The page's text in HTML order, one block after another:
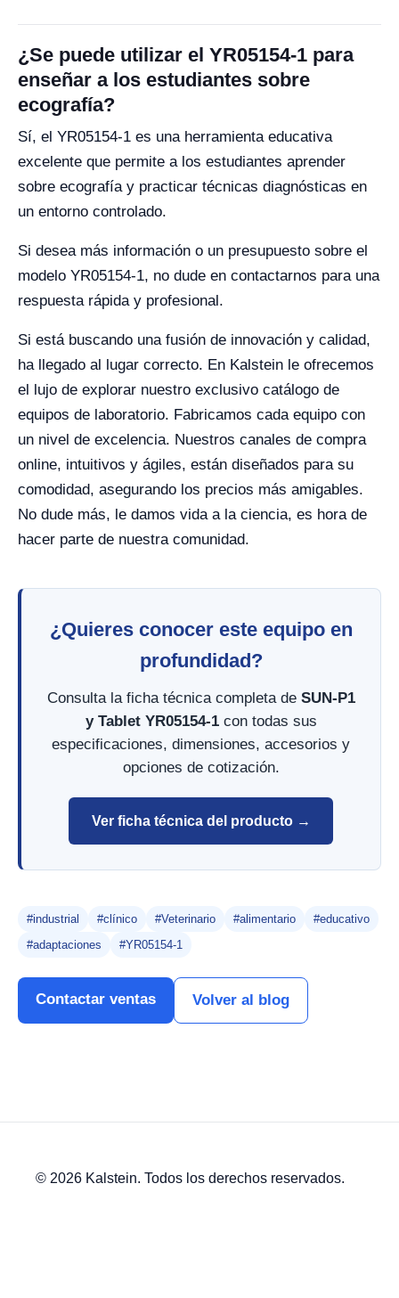
¿Se puede utilizar el YR05154-1 para
enseñar a los estudiantes sobre
ecografía?
Sí, el YR05154-1 es una herramienta educativa
excelente que permite a los estudiantes aprender
sobre ecografía y practicar técnicas diagnósticas en
un entorno controlado.
Si desea más información o un presupuesto sobre el
modelo YR05154-1, no dude en contactarnos para una
respuesta rápida y profesional.
Si está buscando una fusión de innovación y calidad,
ha llegado al lugar correcto. En Kalstein le ofrecemos
el lujo de explorar nuestro exclusivo catálogo de
equipos de laboratorio. Fabricamos cada equipo con
un nivel de excelencia. Nuestros canales de compra
online, intuitivos y ágiles, están diseñados para su
comodidad, asegurando los precios más amigables.
No dude más, le damos vida a la ciencia, es hora de
hacer parte de nuestra comunidad.
¿Quieres conocer este equipo en
profundidad?
Consulta la ficha técnica completa de SUN-P1
y Tablet YR05154-1con todas sus
especificaciones, dimensiones, accesorios y
opciones de cotización.
Ver ficha técnica del producto →
#industrial #clínico #Veterinario #alimentario
#educativo
#adaptaciones
#YR05154-1
Contactar ventas Volver al blog
© 2026 Kalstein. Todos los derechos reservados.